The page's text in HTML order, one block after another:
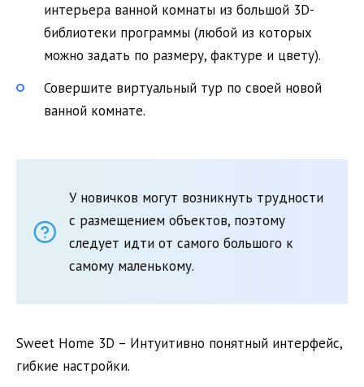
интерьера ванной комнаты из большой 3D-
библиотеки программы (любой из которых
можно задать по размеру, фактуре и цвету).
Совершите виртуальный тур по своей новой
ванной комнате.
У новичков могут возникнуть трудности
с размещением объектов, поэтому
следует идти от самого большого к
самому маленькому.
Sweet Home 3D – Интуитивно понятный интерфейс,
гибкие настройки.